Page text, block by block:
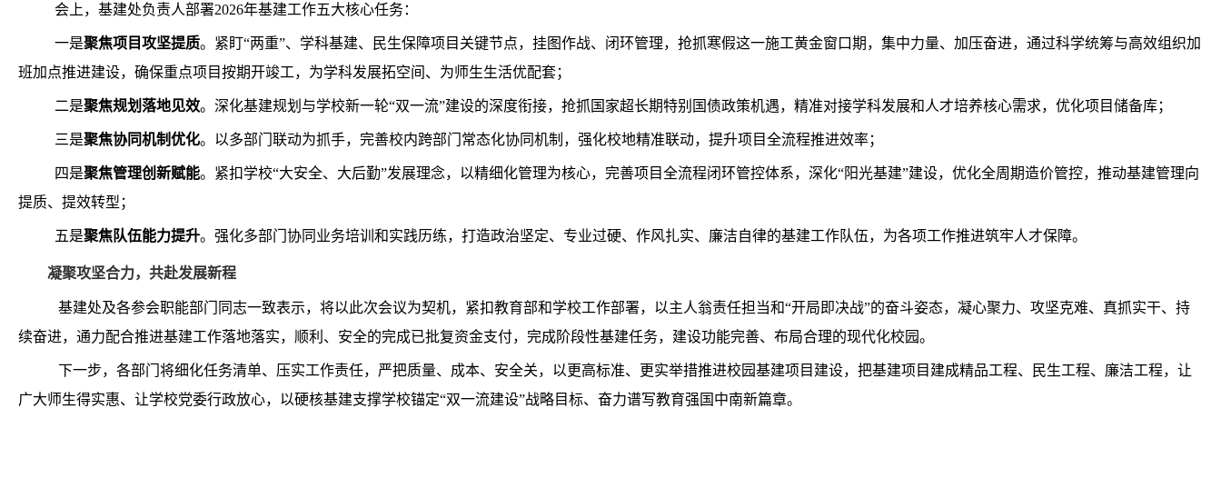
会上，基建处负责人部署2026年基建工作五大核心任务：
一是聚焦项目攻坚提质。紧盯“两重”、学科基建、民生保障项目关键节点，挂图作战、闭环管理，抢抓寒假这一施工黄金窗口期，集中力量、加压奋进，通过科学统筹与高效组织加
班加点推进建设，确保重点项目按期开竣工，为学科发展拓空间、为师生生活优配套；
二是聚焦规划落地见效。深化基建规划与学校新一轮“双一流”建设的深度衔接，抢抓国家超长期特别国债政策机遇，精准对接学科发展和人才培养核心需求，优化项目储备库；
三是聚焦协同机制优化。以多部门联动为抓手，完善校内跨部门常态化协同机制，强化校地精准联动，提升项目全流程推进效率；
四是聚焦管理创新赋能。紧扣学校“大安全、大后勤”发展理念，以精细化管理为核心，完善项目全流程闭环管控体系，深化“阳光基建”建设，优化全周期造价管控，推动基建管理向
提质、提效转型；
五是聚焦队伍能力提升。强化多部门协同业务培训和实践历练，打造政治坚定、专业过硬、作风扎实、廉洁自律的基建工作队伍，为各项工作推进筑牢人才保障。
凝聚攻坚合力，共赴发展新程
基建处及各参会职能部门同志一致表示，将以此次会议为契机，紧扣教育部和学校工作部署，以主人翁责任担当和“开局即决战”的奋斗姿态，凝心聚力、攻坚克难、真抓实干、持
续奋进，通力配合推进基建工作落地落实，顺利、安全的完成已批复资金支付，完成阶段性基建任务，建设功能完善、布局合理的现代化校园。
下一步，各部门将细化任务清单、压实工作责任，严把质量、成本、安全关，以更高标准、更实举措推进校园基建项目建设，把基建项目建成精品工程、民生工程、廉洁工程，让
广大师生得实惠、让学校党委行政放心，以硬核基建支撑学校锚定“双一流建设”战略目标、奋力谱写教育强国中南新篇章。